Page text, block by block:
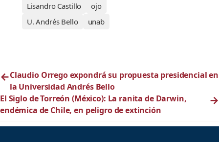
Lisandro Castillo
ojo
U. Andrés Bello
unab
←Claudio Orrego expondrá su propuesta presidencial en
la Universidad Andrés Bello
El Siglo de Torreón (México): La ranita de Darwin,
endémica de Chile, en peligro de extinción
→